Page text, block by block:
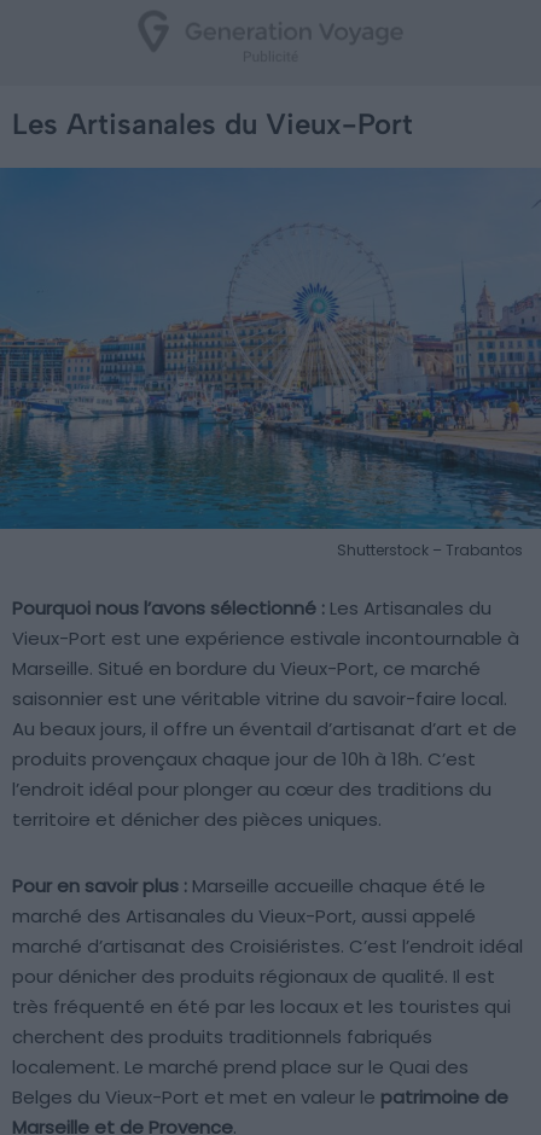
Les Artisanales du Vieux-Port
Shutterstock – Trabantos
Pourquoi nous l’avons sélectionné : Les Artisanales du
Vieux-Port est une expérience estivale incontournable à
Marseille. Situé en bordure du Vieux-Port, ce marché
saisonnier est une véritable vitrine du savoir-faire local.
Au beaux jours, il offre un éventail d’artisanat d’art et de
produits provençaux chaque jour de 10h à 18h. C’est
l’endroit idéal pour plonger au cœur des traditions du
territoire et dénicher des pièces uniques.
Pour en savoir plus : Marseille accueille chaque été le
marché des Artisanales du Vieux-Port, aussi appelé
marché d’artisanat des Croisiéristes. C’est l’endroit idéal
pour dénicher des produits régionaux de qualité. Il est
très fréquenté en été par les locaux et les touristes qui
cherchent des produits traditionnels fabriqués
localement. Le marché prend place sur le Quai des
Belges du Vieux-Port et met en valeur le patrimoine de
Marseille et de Provence.